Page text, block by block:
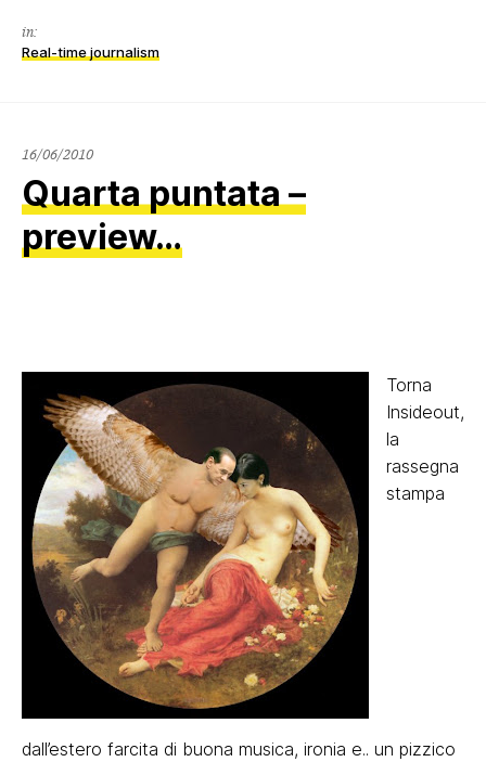
in:
Real-time journalism
16/06/2010
Quarta puntata –
preview…
Torna
Insideout,
la
rassegna
stampa
dall’estero farcita di buona musica, ironia e.. un pizzico